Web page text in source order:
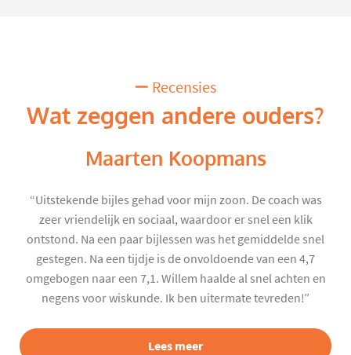
Recensies
Wat zeggen andere ouders?
Maarten Koopmans
“Uitstekende bijles gehad voor mijn zoon. De coach was
zeer vriendelijk en sociaal, waardoor er snel een klik
ontstond. Na een paar bijlessen was het gemiddelde snel
gestegen. Na een tijdje is de onvoldoende van een 4,7
omgebogen naar een 7,1. Willem haalde al snel achten en
negens voor wiskunde. Ik ben uitermate tevreden!”
Lees meer